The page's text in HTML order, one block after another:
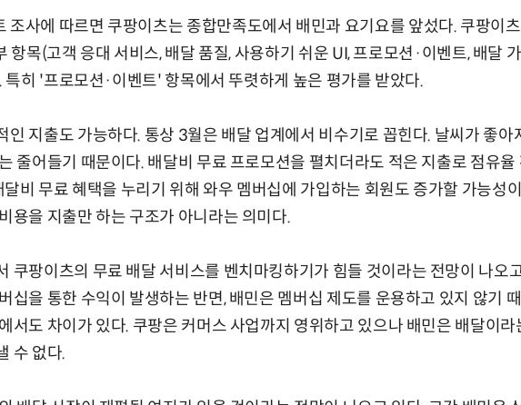
조사에 따르면 쿠팡이츠는 종합만족도에서 배민과 요기요를 앞섰다. 쿠팡이
항목(고객 응대 서비스, 배달 품질, 사용하기 쉬운 UI, 프로모션·이벤트, 배달
히 '프로모션·이벤트' 항목에서 뚜렷하게 높은 평가를 받았다.
인 지출도 가능하다. 통상 3월은 배달 업계에서 비수기로 꼽힌다. 날씨가 좋아
줄어들기 때문이다. 배달비 무료 프로모션을 펼치더라도 적은 지출로 점유율
달비 무료 혜택을 누리기 위해 와우 멤버십에 가입하는 회원도 증가할 가능성
용을 지출만 하는 구조가 아니라는 의미다.
쿠팡이츠의 무료 배달 서비스를 벤치마킹하기가 힘들 것이라는 전망이 나오
십을 통한 수익이 발생하는 반면, 배민은 멤버십 제도를 운용하고 있지 않기 때
서도 차이가 있다. 쿠팡은 커머스 사업까지 영위하고 있으나 배민은 배달이라
수 없다.